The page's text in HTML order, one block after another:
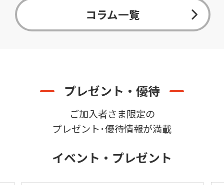
コラム一覧
プレゼント・優待
ご加入者さま限定の
プレゼント･優待情報が満載
イベント・プレゼント